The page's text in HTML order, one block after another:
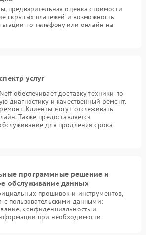
предварительная оценка стоимости
скрытых платежей и возможность
по телефону или онлайн на
услуг
обеспечивает доставку техники по
диагностику и качественный ремонт,
Клиенты могут отслеживать
Также предоставляется
для продления срока
программные решение и
обслуживание данных
прошивок и инструментов,
с пользовательскими данными:
конфиденциальность и
при необходимости